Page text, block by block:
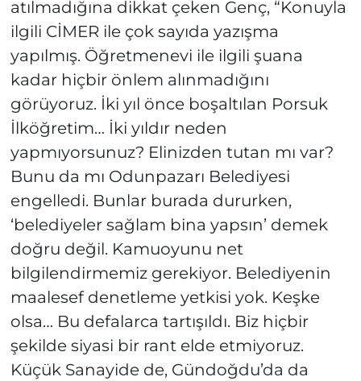
atılmadığına dikkat çeken Genç, “Konuyla
ilgili CİMER ile çok sayıda yazışma
yapılmış. Öğretmenevi ile ilgili şuana
kadar hiçbir önlem alınmadığını
görüyoruz. İki yıl önce boşaltılan Porsuk
İlköğretim… İki yıldır neden
yapmıyorsunuz? Elinizden tutan mı var?
Bunu da mı Odunpazarı Belediyesi
engelledi. Bunlar burada dururken,
‘belediyeler sağlam bina yapsın’ demek
doğru değil. Kamuoyunu net
bilgilendirmemiz gerekiyor. Belediyenin
maalesef denetleme yetkisi yok. Keşke
olsa… Bu defalarca tartışıldı. Biz hiçbir
şekilde siyasi bir rant elde etmiyoruz.
Küçük Sanayide de, Gündoğdu’da da